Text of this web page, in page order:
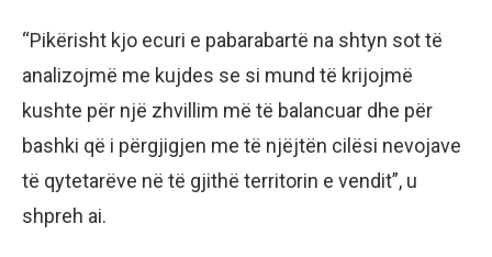
“Pikërisht kjo ecuri e pabarabartë na shtyn sot të
analizojmë me kujdes se si mund të krijojmë
kushte për një zhvillim më të balancuar dhe për
bashki që i përgjigjen me të njëjtën cilësi nevojave
të qytetarëve në të gjithë territorin e vendit”, u
shpreh ai.